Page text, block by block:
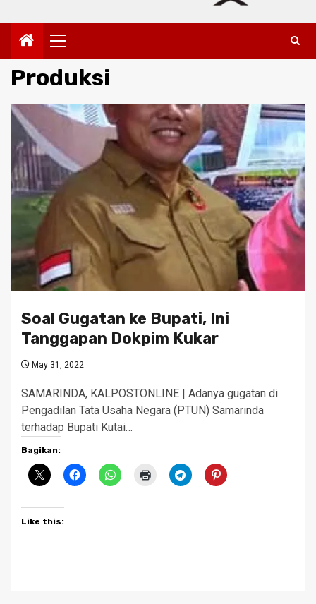
Primary
Menu
Produksi
Soal Gugatan ke Bupati, Ini
Tanggapan Dokpim Kukar
May 31, 2022
SAMARINDA, KALPOSTONLINE | Adanya gugatan di
Pengadilan Tata Usaha Negara (PTUN) Samarinda
terhadap Bupati Kutai…
Bagikan:
Like this: